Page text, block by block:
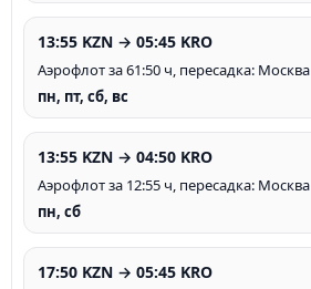
13:55 KZN → 05:45 KRO
Аэрофлот за 61:50 ч, пересадка: Москва
пн, пт, сб, вс
13:55 KZN → 04:50 KRO
Аэрофлот за 12:55 ч, пересадка: Москва
пн, сб
17:50 KZN → 05:45 KRO